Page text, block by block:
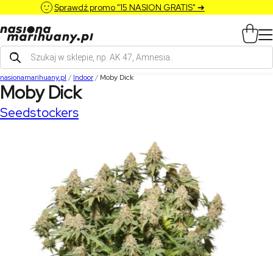
Sprawdź promo "15 NASION GRATIS" ➔
Wyszukiwarka
produktów
nasionamarihuany.pl / Indoor/ Moby Dick
Moby Dick
Seedstockers